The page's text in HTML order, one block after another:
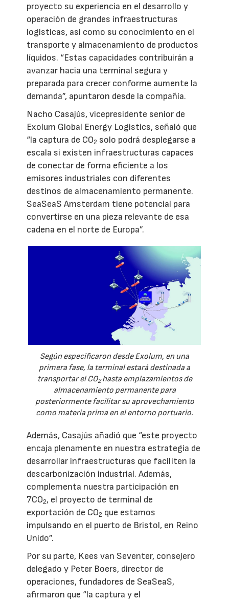
proyecto su experiencia en el desarrollo y
operación de grandes infraestructuras
logísticas, así como su conocimiento en el
transporte y almacenamiento de productos
líquidos. “Estas capacidades contribuirán a
avanzar hacia una terminal segura y
preparada para crecer conforme aumente la
demanda”, apuntaron desde la compañía.
Nacho Casajús, vicepresidente senior de
Exolum Global Energy Logistics, señaló que
“la captura de CO2 solo podrá desplegarse a
escala si existen infraestructuras capaces
de conectar de forma eficiente a los
emisores industriales con diferentes
destinos de almacenamiento permanente.
SeaSeaS Amsterdam tiene potencial para
convertirse en una pieza relevante de esa
cadena en el norte de Europa”.
Según especificaron desde Exolum, en una
primera fase, la terminal estará destinada a
transportar el CO2hasta emplazamientos de
almacenamiento permanente para
posteriormente facilitar su aprovechamiento
como materia prima en el entorno portuario.
Además, Casajús añadió que “este proyecto
encaja plenamente en nuestra estrategia de
desarrollar infraestructuras que faciliten la
descarbonización industrial. Además,
complementa nuestra participación en
7CO2, el proyecto de terminal de
exportación de CO2 que estamos
impulsando en el puerto de Bristol, en Reino
Unido”.
Por su parte, Kees van Seventer, consejero
delegado y Peter Boers, director de
operaciones, fundadores de SeaSeaS,
afirmaron que “la captura y el